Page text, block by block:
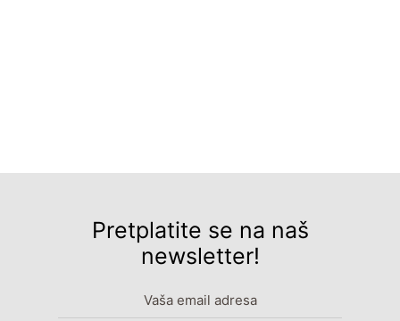
Pretplatite se na naš
newsletter!